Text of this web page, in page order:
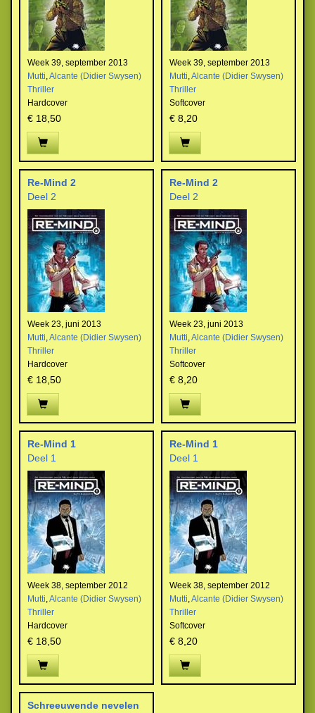
Week 39, september 2013
Mutti,Alcante (Didier Swysen)
Thriller
Hardcover
€ 18,50
Week 39, september 2013
Mutti,Alcante (Didier Swysen)
Thriller
Softcover
€ 8,20
Re-Mind 2
Deel 2
Week 23, juni 2013
Mutti,Alcante (Didier Swysen)
Thriller
Hardcover
€ 18,50
Re-Mind 2
Deel 2
Week 23, juni 2013
Mutti,Alcante (Didier Swysen)
Thriller
Softcover
€ 8,20
Re-Mind 1
Deel 1
Week 38, september 2012
Mutti,Alcante (Didier Swysen)
Thriller
Hardcover
€ 18,50
Re-Mind 1
Deel 1
Week 38, september 2012
Mutti,Alcante (Didier Swysen)
Thriller
Softcover
€ 8,20
Schreeuwende nevelen